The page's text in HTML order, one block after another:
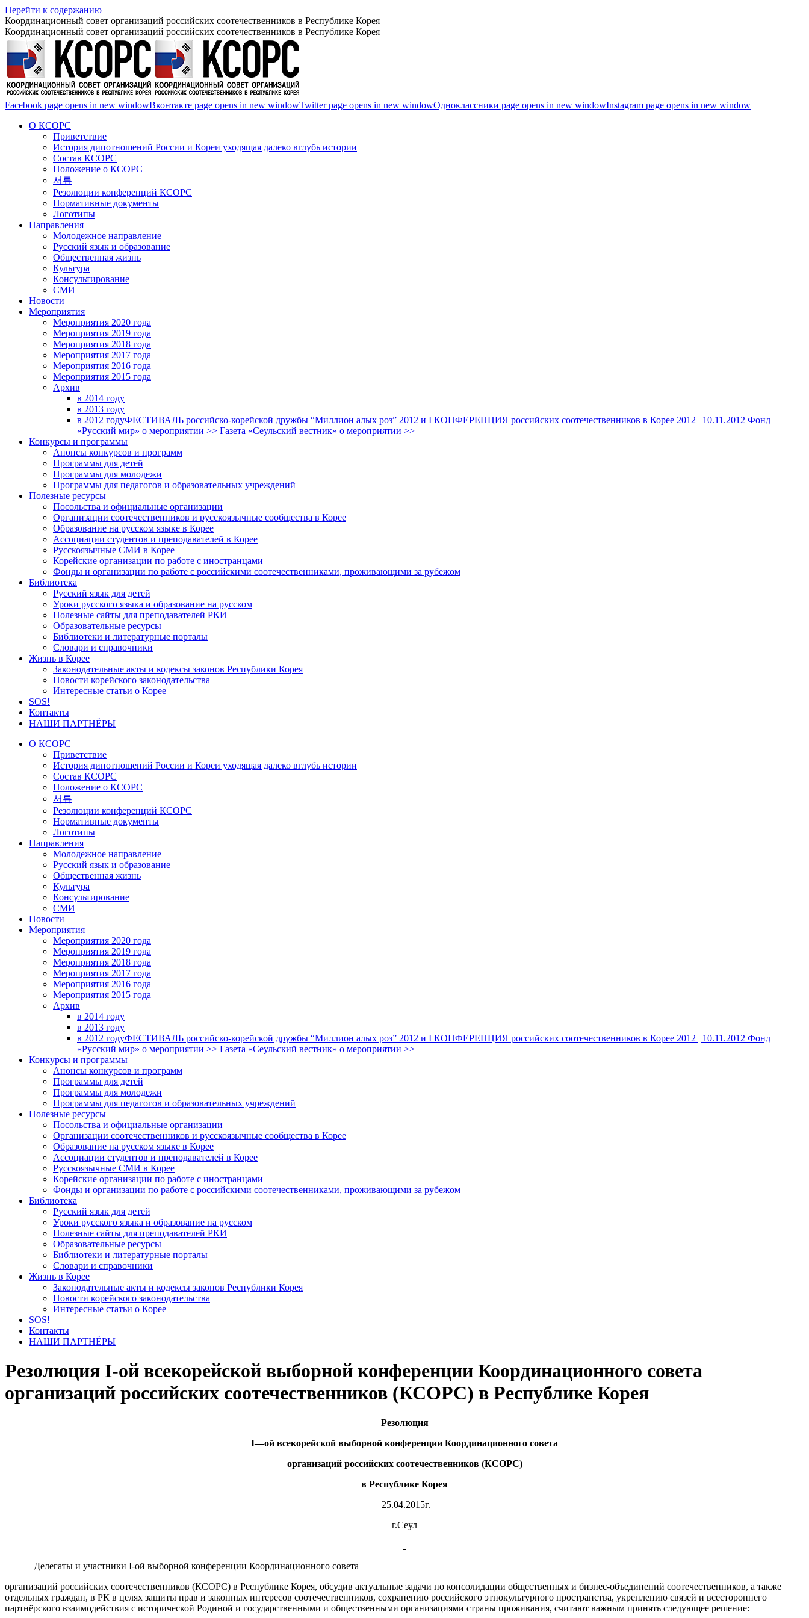
Перейти к содержанию
Координационный совет организаций российских соотечественников в Республике Корея
Координационный совет организаций российских соотечественников в Республике Корея
Facebook page opens in new windowВконтакте page opens in new windowTwitter page opens in new windowОдноклассники page opens in new windowInstagram page opens in new window
О КСОРС
Приветствие
История дипотношений России и Кореи уходящая далеко вглубь истории
Состав КСОРС
Положение о КСОРС
서류
Резолюции конференций КСОРС
Нормативные документы
Логотипы
Направления
Молодежное направление
Русский язык и образование
Общественная жизнь
Культура
Консультирование
СМИ
Новости
Мероприятия
Мероприятия 2020 года
Мероприятия 2019 года
Мероприятия 2018 годa
Мероприятия 2017 года
Мероприятия 2016 года
Мероприятия 2015 года
Архив
в 2014 году
в 2013 году
в 2012 годуФЕСТИВАЛЬ российско-корейской дружбы “Миллион алых роз” 2012 и I КОНФЕРЕНЦИЯ российских соотечественников в Корее 2012 | 10.11.2012 Фонд
«Русский мир» о мероприятии >> Газета «Сеульский вестник» о мероприятии >>
Конкурсы и программы
Анонсы конкурсов и программ
Программы для детей
Программы для молодежи
Программы для педагогов и образовательных учреждений
Полезные ресурсы
Посольства и официальные организации
Организации соотечественников и русскоязычные сообщества в Корее
Образование на русском языке в Корее
Ассоциации студентов и преподавателей в Корее
Русскоязычные СМИ в Корее
Корейские организации по работе с иностранцами
Фонды и организации по работе с российскими соотечественниками, проживающими за рубежом
Библиотека
Русский язык для детей
Уроки русского языка и образование на русском
Полезные сайты для преподавателей РКИ
Образовательные ресурсы
Библиотеки и литературные порталы
Словари и справочники
Жизнь в Корее
Законодательные акты и кодексы законов Республики Корея
Новости корейского законодательства
Интересные статьи о Корее
SOS!
Контакты
НАШИ ПАРТНЁРЫ
О КСОРС
Приветствие
История дипотношений России и Кореи уходящая далеко вглубь истории
Состав КСОРС
Положение о КСОРС
서류
Резолюции конференций КСОРС
Нормативные документы
Логотипы
Направления
Молодежное направление
Русский язык и образование
Общественная жизнь
Культура
Консультирование
СМИ
Новости
Мероприятия
Мероприятия 2020 года
Мероприятия 2019 года
Мероприятия 2018 годa
Мероприятия 2017 года
Мероприятия 2016 года
Мероприятия 2015 года
Архив
в 2014 году
в 2013 году
в 2012 годуФЕСТИВАЛЬ российско-корейской дружбы “Миллион алых роз” 2012 и I КОНФЕРЕНЦИЯ российских соотечественников в Корее 2012 | 10.11.2012 Фонд
«Русский мир» о мероприятии >> Газета «Сеульский вестник» о мероприятии >>
Конкурсы и программы
Анонсы конкурсов и программ
Программы для детей
Программы для молодежи
Программы для педагогов и образовательных учреждений
Полезные ресурсы
Посольства и официальные организации
Организации соотечественников и русскоязычные сообщества в Корее
Образование на русском языке в Корее
Ассоциации студентов и преподавателей в Корее
Русскоязычные СМИ в Корее
Корейские организации по работе с иностранцами
Фонды и организации по работе с российскими соотечественниками, проживающими за рубежом
Библиотека
Русский язык для детей
Уроки русского языка и образование на русском
Полезные сайты для преподавателей РКИ
Образовательные ресурсы
Библиотеки и литературные порталы
Словари и справочники
Жизнь в Корее
Законодательные акты и кодексы законов Республики Корея
Новости корейского законодательства
Интересные статьи о Корее
SOS!
Контакты
НАШИ ПАРТНЁРЫ
Резолюция I-ой всекорейской выборной конференции Координационного совета
организаций российских соотечественников (КСОРС) в Республике Корея
Резолюция
I—ой всекорейской выборной конференции Координационного совета
организаций российских соотечественников (КСОРС)
в Республике Корея
25.04.2015г.
г.Сеул
Делегаты и участники I-ой выборной конференции Координационного совета
организаций российских соотечественников (КСОРС) в Республике Корея, обсудив актуальные задачи по консолидации общественных и бизнес-объединений соотечественников, а также
отдельных граждан, в РК в целях защиты прав и законных интересов соотечественников, сохранению российского этнокультурного пространства, укреплению связей и всестороннего
партнёрского взаимодействия с исторической Родиной и государственными и общественными организациями страны проживания, считают важным принять следующее решение: